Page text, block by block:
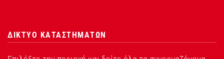
ΔΙΚΤΥΟ ΚΑΤΑΣΤΗΜΑΤΩΝ